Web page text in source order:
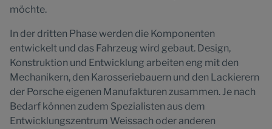
möchte.
In der dritten Phase werden die Komponenten
entwickelt und das Fahrzeug wird gebaut. Design,
Konstruktion und Entwicklung arbeiten eng mit den
Mechanikern, den Karosseriebauern und den Lackierern
der Porsche eigenen Manufakturen zusammen. Je nach
Bedarf können zudem Spezialisten aus dem
Entwicklungszentrum Weissach oder anderen